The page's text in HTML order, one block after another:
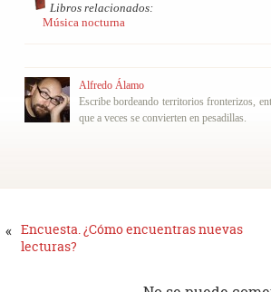
Libros relacionados:
Música nocturna
Alfredo Álamo
Escribe bordeando territorios fronterizos,
que a veces se convierten en pesadillas.
« Encuesta. ¿Cómo encuentras nuevas
lecturas?